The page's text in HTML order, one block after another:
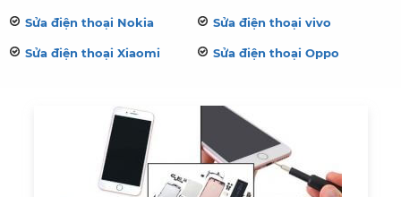
Sửa điện thoại Nokia Sửa điện thoại vivo
Sửa điện thoại Xiaomi Sửa điện thoại Oppo